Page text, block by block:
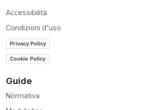
Accessibilità
Condizioni d'uso
Privacy Policy
Cookie Policy
Guide
Normativa